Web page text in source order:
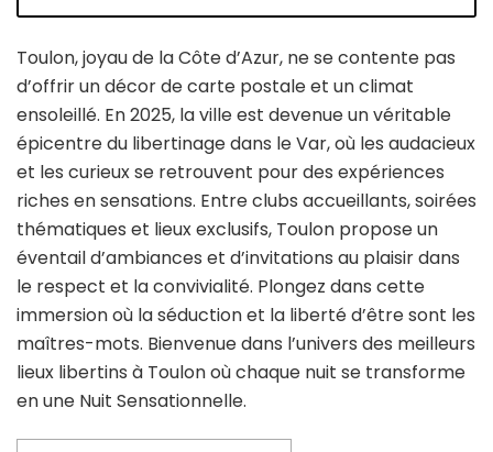
Toulon, joyau de la Côte d’Azur, ne se contente pas
d’offrir un décor de carte postale et un climat
ensoleillé. En 2025, la ville est devenue un véritable
épicentre du libertinage dans le Var, où les audacieux
et les curieux se retrouvent pour des expériences
riches en sensations. Entre clubs accueillants, soirées
thématiques et lieux exclusifs, Toulon propose un
éventail d’ambiances et d’invitations au plaisir dans
le respect et la convivialité. Plongez dans cette
immersion où la séduction et la liberté d’être sont les
maîtres-mots. Bienvenue dans l’univers des meilleurs
lieux libertins à Toulon où chaque nuit se transforme
en une Nuit Sensationnelle.